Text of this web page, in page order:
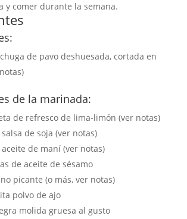
y comer durante la semana.
de pavo deshuesada, cortada en
de la marinada:
de refresco de lima-limón (ver notas)
de soja (ver notas)
de maní (ver notas)
de aceite de sésamo
picante (o más, ver notas)
polvo de ajo
molida gruesa al gusto